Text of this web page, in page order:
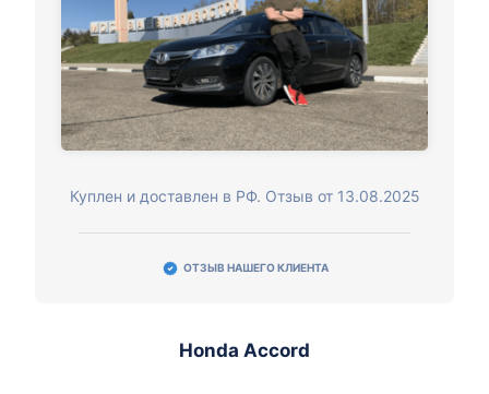
Куплен и доставлен в РФ. Отзыв от 13.08.2025
ОТЗЫВ НАШЕГО КЛИЕНТА
Honda Accord